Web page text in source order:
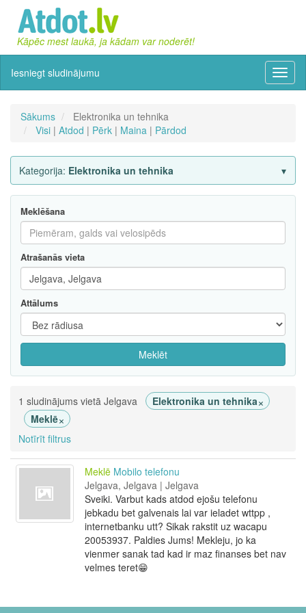
Kāpēc mest laukā, ja kādam var noderēt!
Iesniegt sludinājumu
Sākums
Elektronika un tehnika
Visi | Atdod | Pērk | Maina | Pārdod
Kategorija: Elektronika un tehnika
Meklēšana
Atrašanās vieta
Attālums
Meklēt
1 sludinājums vietā Jelgava Elektronika un tehnika×
Meklē×
Notīrīt filtrus
Meklē Mobilo telefonu
Jelgava, Jelgava | Jelgava
Sveiki. Varbut kads atdod ejošu telefonu
jebkadu bet galvenais lai var ieladet wttpp ,
internetbanku utt? Sikak rakstit uz wacapu
20053937. Paldies Jums! Mekleju, jo ka
vienmer sanak tad kad ir maz finanses bet nav
velmes teret😁